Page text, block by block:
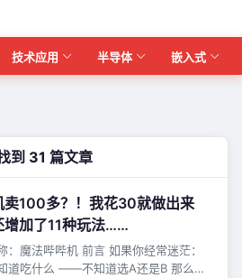
技术应用 半导体 嵌入式
到 31 篇文章
卖100多？！我花30就做出来
增加了11种玩法……
：魔法哔哔机 前言 如果你经常迷茫：
吃什么 ——不知道选A还是B 那么，